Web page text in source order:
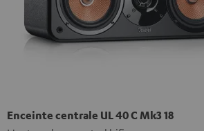
Enceinte centrale UL 40 C Mk3 18